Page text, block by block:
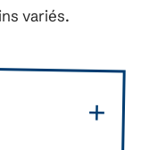
variés.